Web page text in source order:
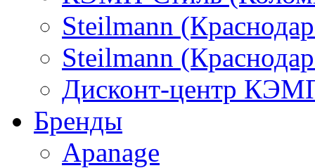
Steilmann
Steilmann
Дисконт-центр
Бренды
Apanage